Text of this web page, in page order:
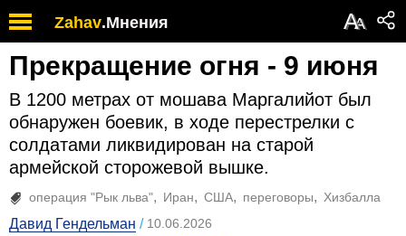
Zahav.Мнения АА
Прекращение огня - 9 июня
В 1200 метрах от мошава Маргалийот был
обнаружен боевик, в ходе перестрелки с
солдатами ликвидирован на старой
армейской сторожевой вышке.
операция "Рык льва" Иран США переговоры Хизбалла
Давид Гендельман
10.06.2026